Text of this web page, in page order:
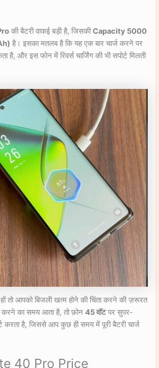
की बैटरी वाकई बड़ी है, जिसकीCapacity 5000
है। इसका मतलब है कि यह एक बार चार्ज करने पर
और इस फोन में रिवर्स चार्जिंग की भी सपोर्ट मिलती
तो आपको बिजली खत्म होने की चिंता करने की ज़रूरत
करने का समय आता है, तो फ़ोन45 वॉटपर सुपर-
करता है, जिससे आप कुछ ही समय में पूरी बैटरी चार्ज
40 Pro Price